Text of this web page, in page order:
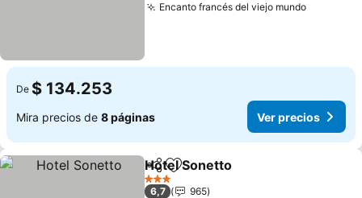
Encanto francés del viejo mundo
De $ 134.253
Mira precios de 8 páginas Ver precios
CompartirAgregar a favoritos
Hotel Sonetto
3 Estrellas
6,7
965